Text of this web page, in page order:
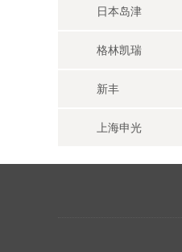
日本岛津
格林凯瑞
新丰
上海申光